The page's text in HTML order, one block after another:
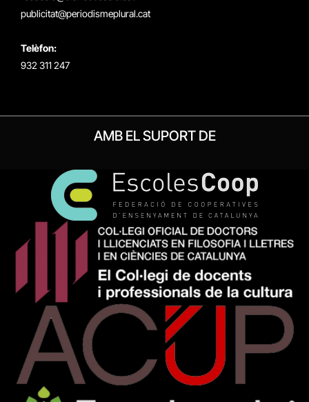
publicitat@periodismeplural.cat
Telèfon:
932 311 247
AMB EL SUPORT DE